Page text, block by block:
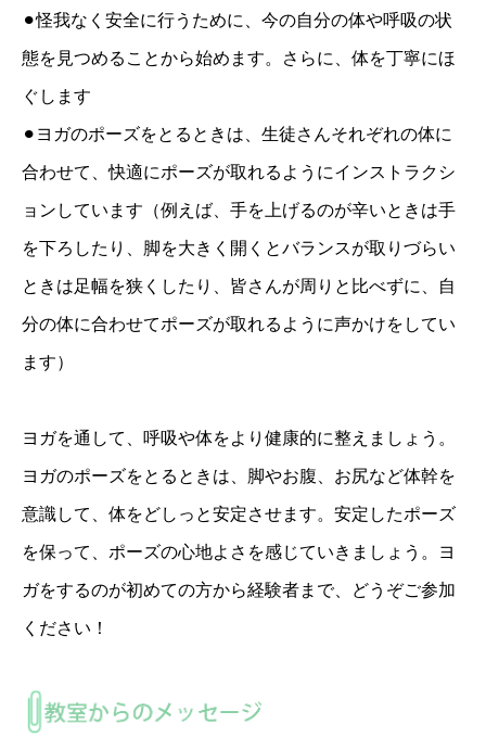
⚫︎怪我なく安全に行うために、今の自分の体や呼吸の状
態を見つめることから始めます。さらに、体を丁寧にほ
ぐします
⚫︎ヨガのポーズをとるときは、生徒さんそれぞれの体に
合わせて、快適にポーズが取れるようにインストラクシ
ョンしています（例えば、手を上げるのが辛いときは手
を下ろしたり、脚を大きく開くとバランスが取りづらい
ときは足幅を狭くしたり、皆さんが周りと比べずに、自
分の体に合わせてポーズが取れるように声かけをしてい
ます）
ヨガを通して、呼吸や体をより健康的に整えましょう。
ヨガのポーズをとるときは、脚やお腹、お尻など体幹を
意識して、体をどしっと安定させます。安定したポーズ
を保って、ポーズの心地よさを感じていきましょう。ヨ
ガをするのが初めての方から経験者まで、どうぞご参加
ください！